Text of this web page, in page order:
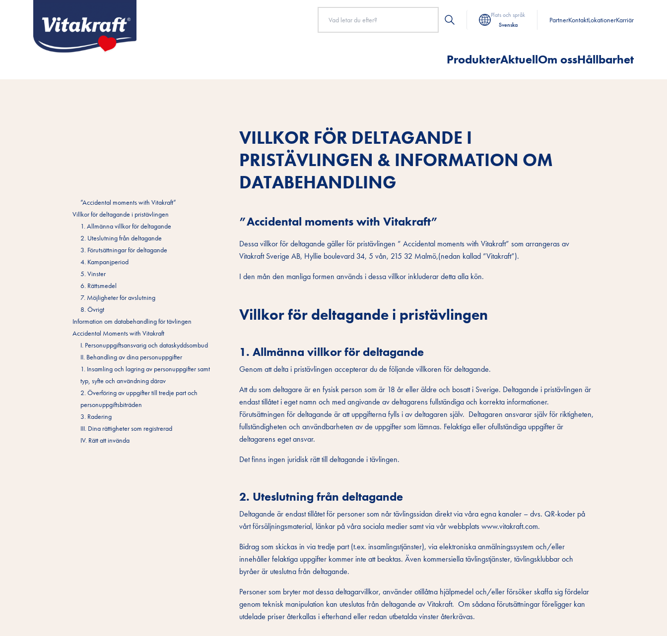
Plats och språk
Svenska
PartnerKontaktLokationerKarriär
ProdukterAktuellOm ossHållbarhet
”Accidental moments with Vitakraft”
Villkor för deltagande i pristävlingen
1. Allmänna villkor för deltagande
2. Uteslutning från deltagande
3. Förutsättningar för deltagande
4. Kampanjperiod
5. Vinster
6. Rättsmedel
7. Möjligheter för avslutning
8. Övrigt
Information om databehandling för tävlingen
Accidental Moments with Vitakraft
I. Personuppgiftsansvarig och dataskyddsombud
II. Behandling av dina personuppgifter
1. Insamling och lagring av personuppgifter samt
typ, syfte och användning därav
2. Överföring av uppgifter till tredje part och
personuppgiftsbiträden
3. Radering
III. Dina rättigheter som registrerad
IV. Rätt att invända
VILLKOR FÖR DELTAGANDE I
PRISTÄVLINGEN & INFORMATION OM
DATABEHANDLING
”Accidental moments with Vitakraft”
Dessa villkor för deltagande gäller för pristävlingen ” Accidental moments with Vitakraft” som arrangeras av
Vitakraft Sverige AB, Hyllie boulevard 34, 5 vån, 215 32 Malmö,(nedan kallad ”Vitakraft”).
I den mån den manliga formen används i dessa villkor inkluderar detta alla kön.
Villkor för deltagande i pristävlingen
1. Allmänna villkor för deltagande
Genom att delta i pristävlingen accepterar du de följande villkoren för deltagande.
Att du som deltagare är en fysisk person som är 18 år eller äldre och bosatt i Sverige. Deltagande i pristävlingen är
endast tillåtet i eget namn och med angivande av deltagarens fullständiga och korrekta informationer.
Förutsättningen för deltagande är att uppgifterna fylls i av deltagaren själv. Deltagaren ansvarar själv för riktigheten,
fullständigheten och användbarheten av de uppgifter som lämnas. Felaktiga eller ofullständiga uppgifter är
deltagarens eget ansvar.
Det finns ingen juridisk rätt till deltagande i tävlingen.
2. Uteslutning från deltagande
Deltagande är endast tillåtet för personer som når tävlingssidan direkt via våra egna kanaler – dvs. QR-koder på
vårt försäljningsmaterial, länkar på våra sociala medier samt via vår webbplats www.vitakraft.com.
Bidrag som skickas in via tredje part (t.ex. insamlingstjänster), via elektroniska anmälningssystem och/eller
innehåller felaktiga uppgifter kommer inte att beaktas. Även kommersiella tävlingstjänster, tävlingsklubbar och
byråer är uteslutna från deltagande.
Personer som bryter mot dessa deltagarvillkor, använder otillåtna hjälpmedel och/eller försöker skaffa sig fördelar
genom teknisk manipulation kan uteslutas från deltagande av Vitakraft. Om sådana förutsättningar föreligger kan
utdelade priser återkallas i efterhand eller redan utbetalda vinster återkrävas.